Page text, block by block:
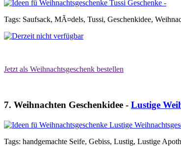
Tags: Saufsack, MÃ¤dels, Tussi, Geschenkidee,
Jetzt als Weihnachtsgeschenk bestellen
7. Weihnachten Geschenkidee - Lustige
Tags: handgemachte Seife, Gebiss, Lustig, Lustige